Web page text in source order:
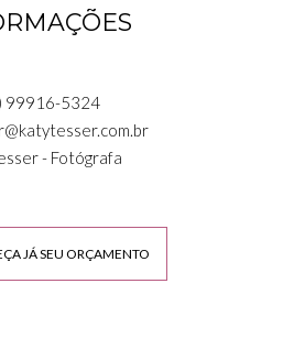
99916-5324
- Fotógrafa
JÁ SEU ORÇAMENTO